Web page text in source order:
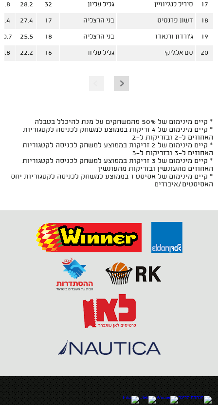
17 סיריל לנג'יוויין גליל עליון 32
28.2
9.8
18 דשון פרנסיס בני הרצליה 17
27.4
9.4
19 ג'ורדון ורנאדו בני הרצליה 18
25.5
20 סם אלג'יקי גליל עליון 16
22.2
8.8
* קיים מינימום של 50% מהמשחקים על מנת להיכלל בטבלה
* קיים מינימום של 4 זריקות בממוצע למשחק לכניסה לקטגוריות
האחוזים ל-2 ובזריקות ל-2
* קיים מינימום של 2 זריקות בממוצע למשחק לכניסה לקטגוריות
האחוזים ל-3 ובזריקות ל-3
* קיים מינימום של 3 זריקות בממוצע למשחק לכניסה לקטגוריות
האחוזים מהעונשין ובזריקות מהעונשין
* קיים מינימום של אסיסט 1 בממוצע למשחק לכניסה לקטגוריות יחס
האסיסטים/איבודים